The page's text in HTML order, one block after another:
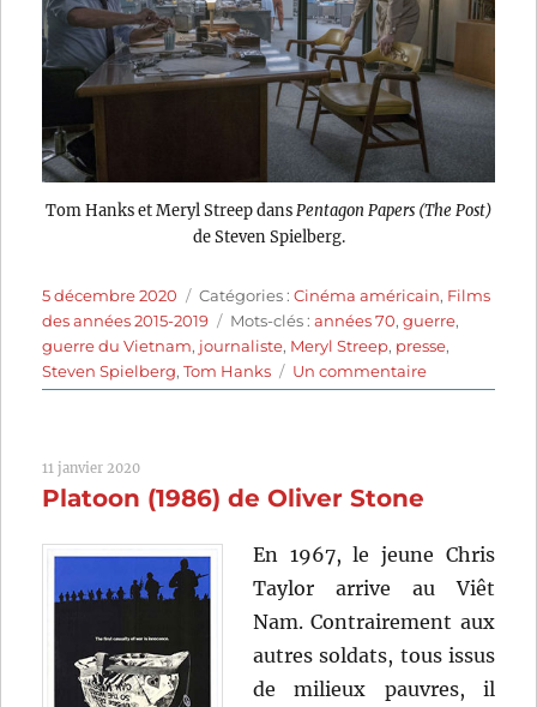
Tom Hanks et Meryl Streep dans Pentagon Papers (The Post)
de Steven Spielberg.
Publié
le
5 décembre 2020 Catégories
Catégories :Cinéma américain, Films
des années 2015-2019
Étiquettes
Mots-clés :années 70,guerre,
guerre du Vietnam, journaliste, Meryl Streep, presse,
Steven Spielberg,Tom Hanks Un commentairesur
Pentagon
11 janvier 2020
Platoon (1986) de Oliver Stone
En 1967, le jeune Chris
Taylor arrive au Viêt
Nam. Contrairement aux
autres soldats, tous issus
de milieux pauvres, il